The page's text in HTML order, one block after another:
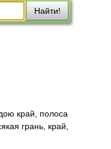
Найти!
край, полоса
грань, край,